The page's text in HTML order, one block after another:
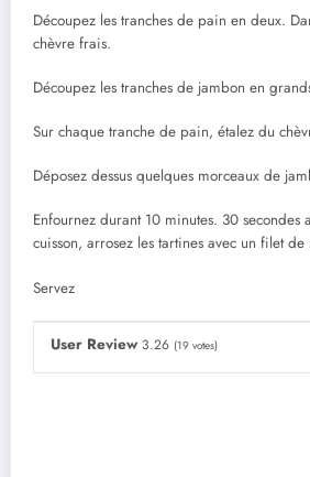
Découpez les tranches de pain en deux.
chèvre frais.
Découpez les tranches de jambon en
Sur chaque tranche de pain, étalez du
Déposez dessus quelques morceaux de
Enfournez durant 10 minutes. 30 secondes
cuisson, arrosez les tartines avec un filet de
Servez
User Review 3.26 (19 votes)